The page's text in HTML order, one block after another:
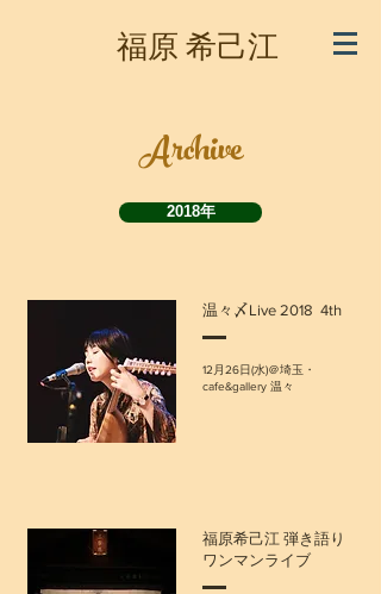
​福原 希己江
Archive
2018年
温々〆Live 2018 4th
12月26日(水)＠埼玉・
cafe&gallery 温々
福原希己江 弾き語り
ワンマンライブ